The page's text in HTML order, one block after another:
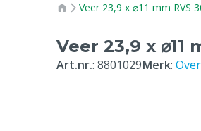
Veer 23,9 x ⌀11 mm RVS
Veer 23,9 x ⌀11
Art.nr.: 8801029Merk: